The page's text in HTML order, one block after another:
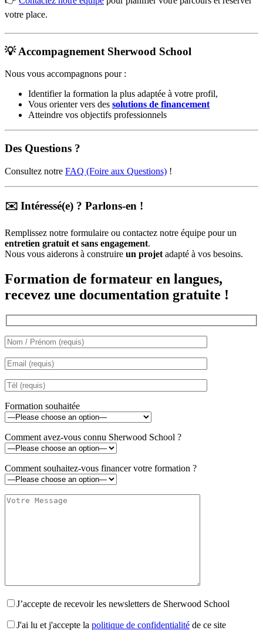
votre place.
💡 Accompagnement Sherwood School
Nous vous accompagnons pour :
Identifier la formation la plus adaptée à votre profil,
Vous orienter vers des solutions de financement
Atteindre vos objectifs professionnels
Des Questions ?
Consultez notre FAQ (Foire aux Questions) !
✉️ Intéressé(e) ? Parlons-en !
Remplissez notre formulaire ou contactez notre équipe pour un
entretien gratuit et sans engagement.
Nous vous aiderons à construire un projet adapté à vos besoins.
Formation de formateur en langues,
recevez une documentation gratuite !
Formation souhaitée
Comment avez-vous connu Sherwood School ?
Comment souhaitez-vous financer votre formation ?
J’accepte de recevoir les newsletters de Sherwood School
J'ai lu et j'accepte la politique de confidentialité de ce site